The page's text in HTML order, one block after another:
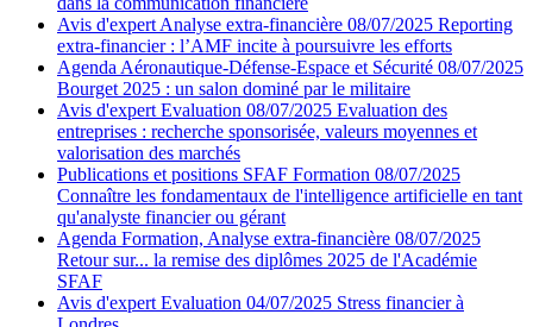
Avis d'expert Analyse extra-financière 08/07/2025 Reporting
extra-financier : l’AMF incite à poursuivre les efforts
Agenda Aéronautique-Défense-Espace et Sécurité 08/07/2025
Bourget 2025 : un salon dominé par le militaire
Avis d'expert Evaluation 08/07/2025 Evaluation des
entreprises : recherche sponsorisée, valeurs moyennes et
valorisation des marchés
Publications et positions SFAF Formation 08/07/2025
Connaître les fondamentaux de l'intelligence artificielle en tant
qu'analyste financier ou gérant
Agenda Formation, Analyse extra-financière 08/07/2025
Retour sur... la remise des diplômes 2025 de l'Académie
SFAF
Avis d'expert Evaluation 04/07/2025 Stress financier à